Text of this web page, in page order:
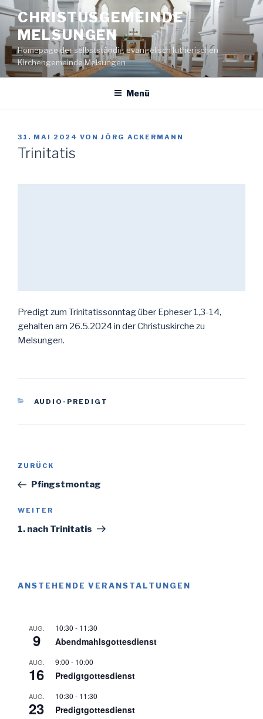
Zum
Inhalt
springen
CHRISTUSGEMEINDE
MELSUNGEN
Homepage der selbstständig evangelisch lutherischen
Kirchengemeinde Melsungen
Menü
VERÖFFENTLICHT
AM
31. MAI 2024 VON JÖRG ACKERMANN
Trinitatis
Predigt zum Trinitatissonntag über Epheser 1,3-14,
gehalten am 26.5.2024 in der Christuskirche zu
Melsungen.
KATEGORIEN
AUDIO-PREDIGT
Beitragsnavigation
Vorheriger
Beitrag
ZURÜCK
Pfingstmontag
Nächster
Beitrag
WEITER
1. nach Trinitatis
ANSTEHENDE VERANSTALTUNGEN
AUG.
9
10:30 - 11:30
Abendmahlsgottesdienst
AUG.
16
9:00 - 10:00
Predigtgottesdienst
AUG.
23
10:30 - 11:30
Predigtgottesdienst